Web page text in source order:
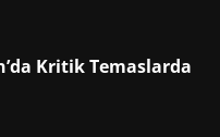
Kritik Temaslarda